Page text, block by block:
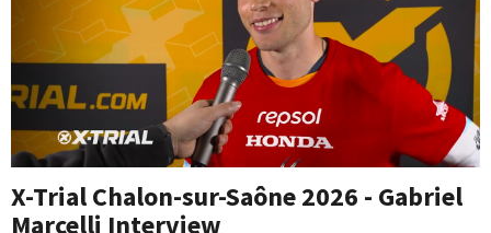
X-Trial Chalon-sur-Saône 2026 - Gabriel
Marcelli Interview